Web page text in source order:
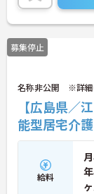
募集停止
名称非公開 ※詳細
【広島県／
能型居宅介
給料